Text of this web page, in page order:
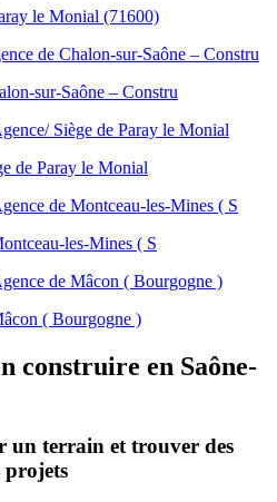
le Monial (71600)
sur-Saône – Constru
de Paray le Monial
les-Mines ( S
( Bourgogne )
construire en Saône-
un terrain et trouver des
projets